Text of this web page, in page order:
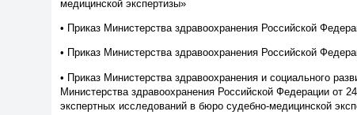
медицинской экспертизы»
• Приказ Министерства здравоохранения Российской
• Приказ Министерства здравоохранения Российской
• Приказ Министерства здравоохранения и социального
Министерства здравоохранения Российской Федерации от
экспертных исследований в бюро судебно-медицинской